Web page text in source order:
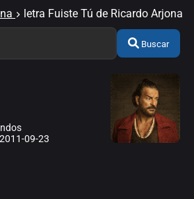
letra Fuiste Tú de Ricardo Arjona
Buscar
2011-09-23